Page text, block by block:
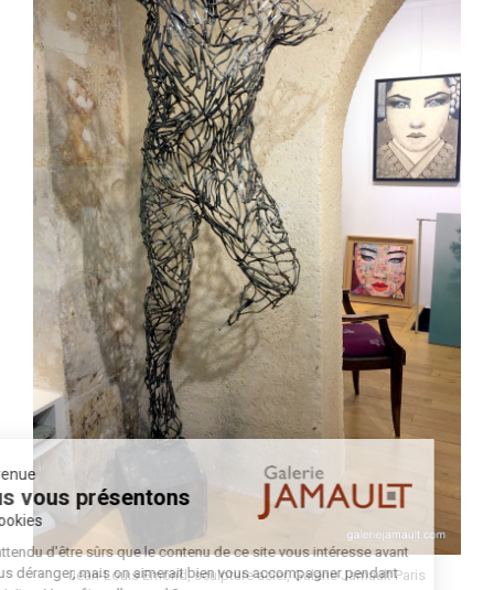
Bienvenue
Nous vous présentons
Les cookies
On a attendu d'être sûrs que le contenu de ce site vous intéresse avant
de vous déranger, mais on aimerait bien vous accompagner pendant
Jean-Louis Emond, sculpture acier, Galerie Jamault Paris